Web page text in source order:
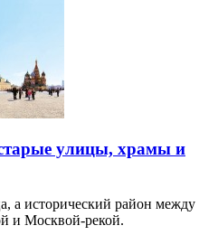
улицы, храмы и
а исторический район между
и Москвой-рекой.